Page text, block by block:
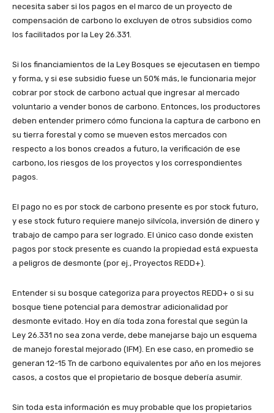
necesita saber si los pagos en el marco de un proyecto de
compensación de carbono lo excluyen de otros subsidios como
los facilitados por la Ley 26.331.
Si los financiamientos de la Ley Bosques se ejecutasen en tiempo
y forma, y si ese subsidio fuese un 50% más, le funcionaria mejor
cobrar por stock de carbono actual que ingresar al mercado
voluntario a vender bonos de carbono. Entonces, los productores
deben entender primero cómo funciona la captura de carbono en
su tierra forestal y como se mueven estos mercados con
respecto a los bonos creados a futuro, la verificación de ese
carbono, los riesgos de los proyectos y los correspondientes
pagos.
El pago no es por stock de carbono presente es por stock futuro,
y ese stock futuro requiere manejo silvícola, inversión de dinero y
trabajo de campo para ser logrado. El único caso donde existen
pagos por stock presente es cuando la propiedad está expuesta
a peligros de desmonte (por ej., Proyectos REDD+).
Entender si su bosque categoriza para proyectos REDD+ o si su
bosque tiene potencial para demostrar adicionalidad por
desmonte evitado. Hoy en día toda zona forestal que según la
Ley 26.331 no sea zona verde, debe manejarse bajo un esquema
de manejo forestal mejorado (IFM). En ese caso, en promedio se
generan 12-15 Tn de carbono equivalentes por año en los mejores
casos, a costos que el propietario de bosque debería asumir.
Sin toda esta información es muy probable que los propietarios